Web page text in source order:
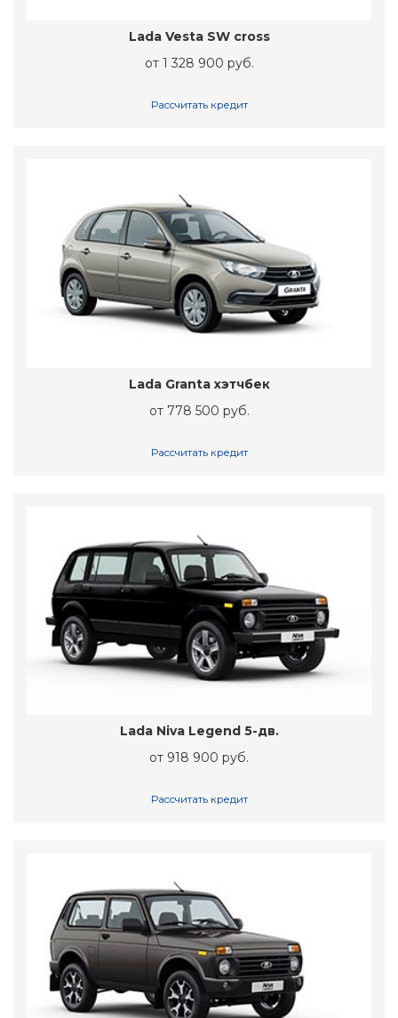
Lada Vesta SW cross
от 1 328 900 руб.
Рассчитать кредит
Lada Granta хэтчбек
от 778 500 руб.
Рассчитать кредит
Lada Niva Legend 5-дв.
от 918 900 руб.
Рассчитать кредит